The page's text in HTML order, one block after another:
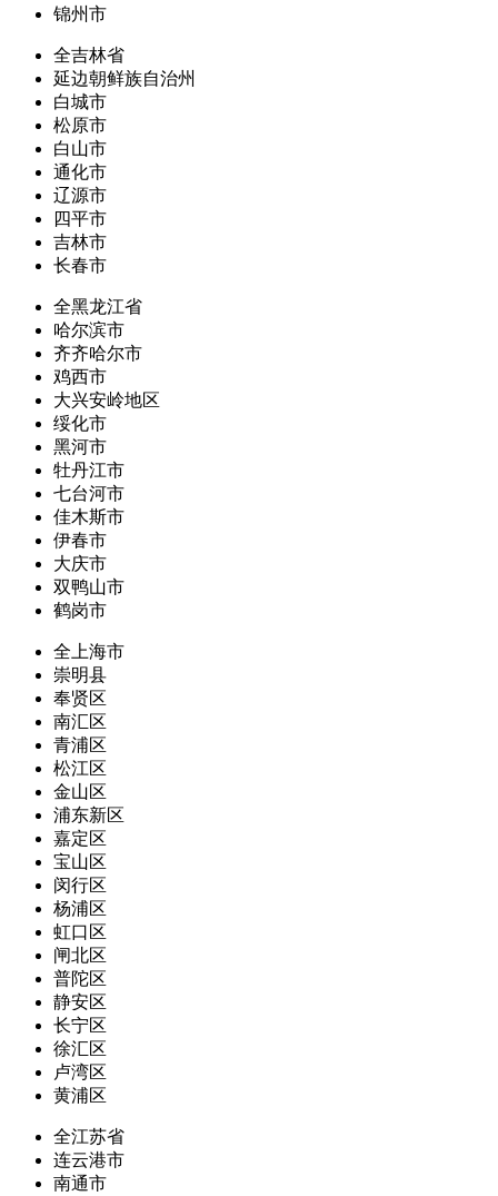
锦州市
全吉林省
延边朝鲜族自治州
白城市
松原市
白山市
通化市
辽源市
四平市
吉林市
长春市
全黑龙江省
哈尔滨市
齐齐哈尔市
鸡西市
大兴安岭地区
绥化市
黑河市
牡丹江市
七台河市
佳木斯市
伊春市
大庆市
双鸭山市
鹤岗市
全上海市
崇明县
奉贤区
南汇区
青浦区
松江区
金山区
浦东新区
嘉定区
宝山区
闵行区
杨浦区
虹口区
闸北区
普陀区
静安区
长宁区
徐汇区
卢湾区
黄浦区
全江苏省
连云港市
南通市